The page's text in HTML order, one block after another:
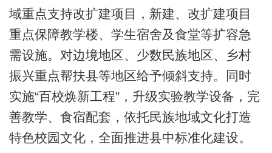
域重点支持改扩建项目，新建、改扩建项目
重点保障教学楼、学生宿舍及食堂等扩容急
需设施。对边境地区、少数民族地区、乡村
振兴重点帮扶县等地区给予倾斜支持。同时
实施“百校焕新工程”，升级实验教学设备，完
善教学、食宿配套，依托民族地域文化打造
特色校园文化，全面推进县中标准化建设。